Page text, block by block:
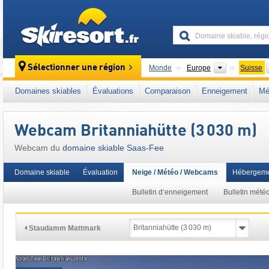
Sélectionner une région Monde Europe Continents
Suisse
Ce domaine skiable se situe aussi dans :
Alpes occidentales
Alpes Europe de l'Ouest
Domaines skiables Évaluations Comparaison Enneigement
Webcam Britanniahütte (3 030 m)
Webcam du domaine skiable Saas-Fee
Domaine skiable Évaluation Neige / Météo / Webcams
Bulletin d’enneigement Bulletin
Staudamm Mattmark